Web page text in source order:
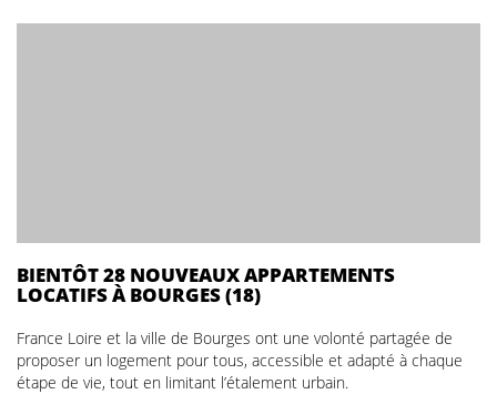
BIENTÔT 28 NOUVEAUX APPARTEMENTS
LOCATIFS À BOURGES (18)
France Loire et la ville de Bourges ont une volonté partagée de
proposer un logement pour tous, accessible et adapté à chaque
étape de vie, tout en limitant l’étalement urbain.